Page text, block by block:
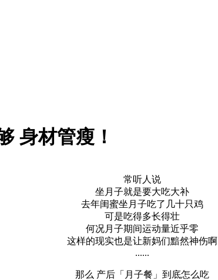
身材管瘦！
常听人说
坐月子就是要大吃大补
去年闺蜜坐月子吃了几十只鸡
可是吃得多长得壮
何况月子期间运动量近乎零
这样的现实也是让新妈们黯然神伤啊
......
那么 产后「月子餐」到底怎么吃